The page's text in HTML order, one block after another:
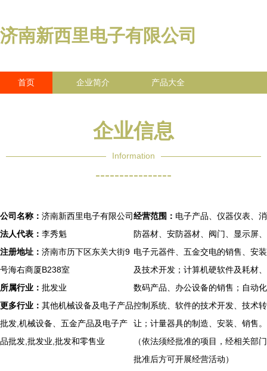
济南新西里电子有限公司
首页 企业简介 产品大全
企业信息
Information
----------------
公司名称： 济南新西里电子有限公司
法人代表： 李秀魁
注册地址： 济南市历下区东关大街9
号海右商厦B238室
所属行业： 批发业
更多行业： 其他机械设备及电子产品
批发,机械设备、五金产品及电子产
品批发,批发业,批发和零售业
经营范围： 电子产品、仪器仪表、消
防器材、安防器材、阀门、显示屏、
电子元器件、五金交电的销售、安装
及技术开发；计算机硬软件及耗材、
数码产品、办公设备的销售；自动化
控制系统、软件的技术开发、技术转
让；计量器具的制造、安装、销售。
（依法须经批准的项目，经相关部门
批准后方可开展经营活动）